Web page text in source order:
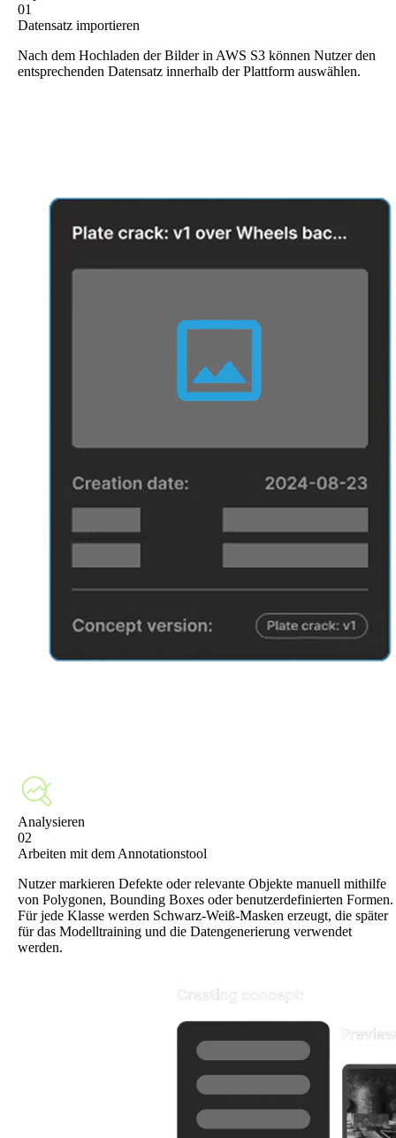
01
Datensatz importieren
Nach dem Hochladen der Bilder in AWS S3 können Nutzer den
entsprechenden Datensatz innerhalb der Plattform auswählen.
Analysieren
02
Arbeiten mit dem Annotationstool
Nutzer markieren Defekte oder relevante Objekte manuell mithilfe
von Polygonen, Bounding Boxes oder benutzerdefinierten Formen.
Für jede Klasse werden Schwarz-Weiß-Masken erzeugt, die später
für das Modelltraining und die Datengenerierung verwendet
werden.